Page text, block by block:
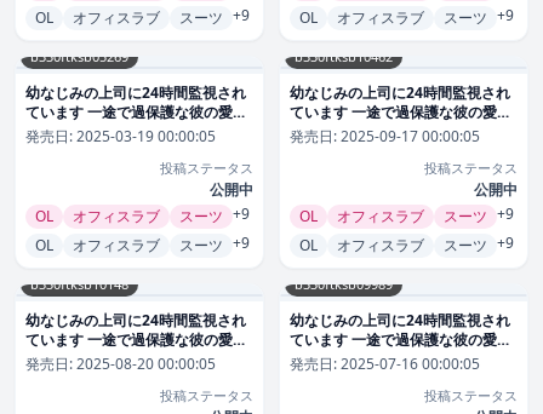
OL
オフィスラブ スーツ +9
OL
オフィスラブ スーツ +9
b330ftksb05269
幼なじみの上司に24時間監視され
ています 一途で過保護な彼の愛情
【短編】4 恋愛
発売日:2025-03-19 00:00:05
投稿ステータス
公開中
OL
オフィスラブ スーツ +9
OL
オフィスラブ スーツ +9
b330ftksb10462
幼なじみの上司に24時間監視され
ています 一途で過保護な彼の愛情
【短編】10 恋愛
発売日:2025-09-17 00:00:05
投稿ステータス
公開中
OL
オフィスラブ スーツ +9
OL
オフィスラブ スーツ +9
b330ftksb10148
幼なじみの上司に24時間監視され
ています 一途で過保護な彼の愛情
【短編】9 恋愛
発売日:2025-08-20 00:00:05
投稿ステータス
b330ftksb09989
幼なじみの上司に24時間監視され
ています 一途で過保護な彼の愛情
【短編】8 恋愛
発売日:2025-07-16 00:00:05
投稿ステータス